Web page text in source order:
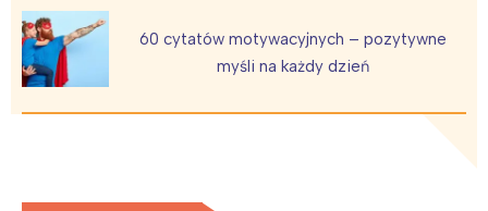
60 cytatów motywacyjnych – pozytywne
myśli na każdy dzień